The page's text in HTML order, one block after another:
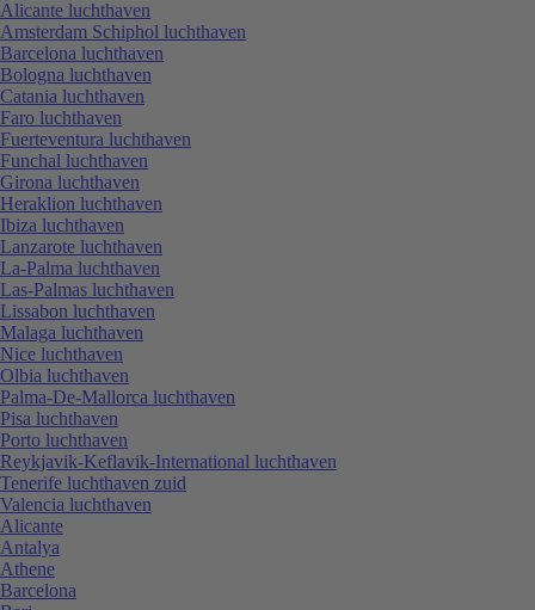
Alicante luchthaven
Amsterdam Schiphol luchthaven
Barcelona luchthaven
Bologna luchthaven
Catania luchthaven
Faro luchthaven
Fuerteventura luchthaven
Funchal luchthaven
Girona luchthaven
Heraklion luchthaven
Ibiza luchthaven
Lanzarote luchthaven
La-Palma luchthaven
Las-Palmas luchthaven
Lissabon luchthaven
Malaga luchthaven
Nice luchthaven
Olbia luchthaven
Palma-De-Mallorca luchthaven
Pisa luchthaven
Porto luchthaven
Reykjavik-Keflavik-International luchthaven
Tenerife luchthaven zuid
Valencia luchthaven
Alicante
Antalya
Athene
Barcelona